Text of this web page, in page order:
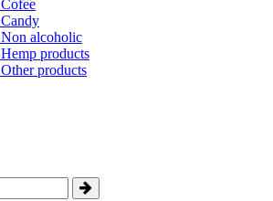
Cofee
Candy
Non alcoholic
Hemp products
Other products